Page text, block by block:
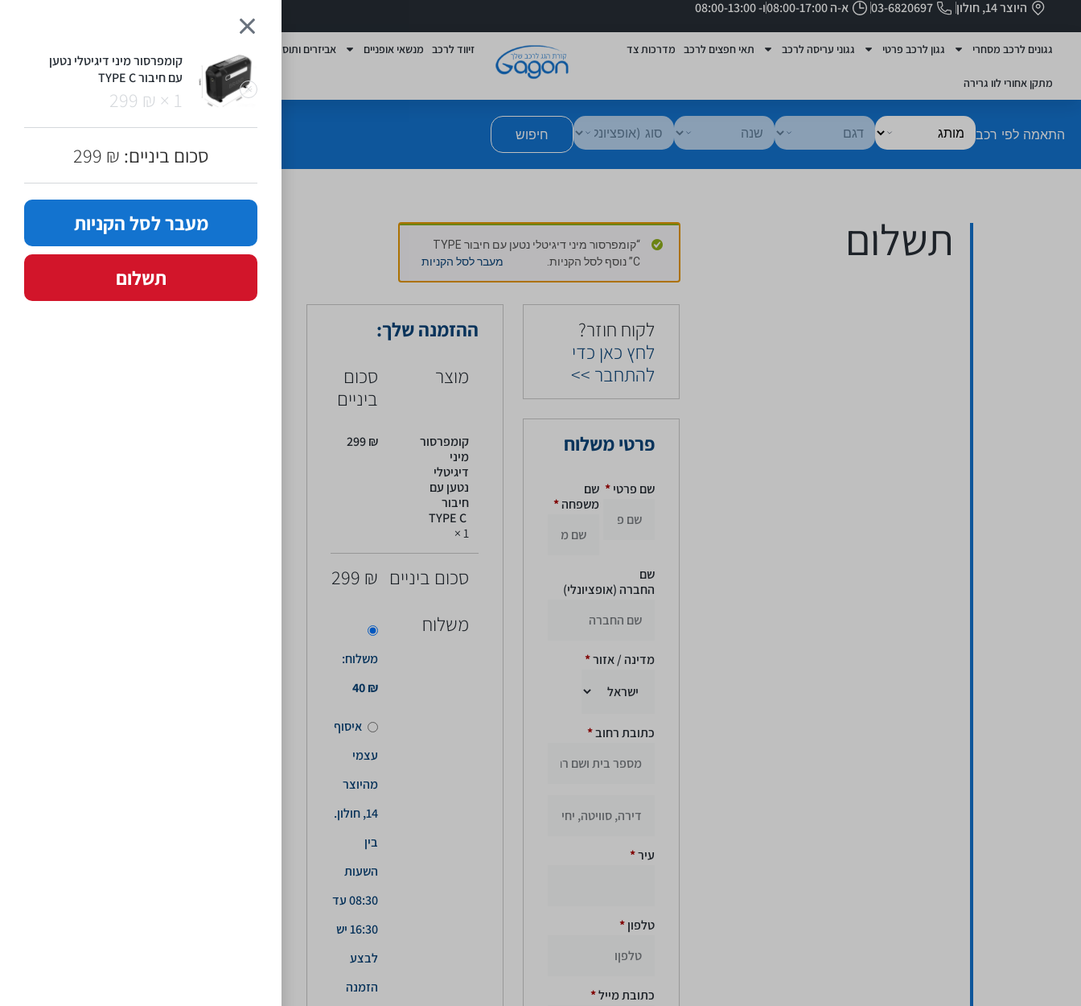
היוצר 14, חולון 03-6820697 א-ה 08:00-17:00 ו- 08:00-13:00
גגונים לרכב מסחרי גגון לרכב פרטי גגוני עריסה לרכב תאי חפצים לרכב מדרכות צד
מתקן אחורי לוו גרירה
זיווד לרכב מנשאי אופניים אביזרים ותוספות
קומפרסור מיני דיגיטלי נטען
עם חיבור TYPE C
1 ×
299 ₪
סכום ביניים: 299 ₪
מעבר לסל הקניות
תשלום
התאמה לפי רכב חיפוש
תשלום
“קומפרסור מיני דיגיטלי נטען עם חיבור TYPE
C” נוסף לסל הקניות.
מעבר לסל הקניות
לקוח חוזר?
לחץ כאן כדי
להתחבר >>
פרטי משלוח
שם פרטי* שם
משפחה*
שם
החברה (אופציונלי)
מדינה / אזור*
כתובת רחוב*
עיר*
טלפון*
כתובת מייל*
ההזמנה שלך:
מוצר
סכום
ביניים
קומפרסור
מיני
דיגיטלי
נטען עם
חיבור
TYPE C
× 1
299₪
סכום ביניים 299 ₪
משלוח
משלוח:
40₪
איסוף
עצמי
מהיוצר
14, חולון.
בין
השעות
08:30 עד
16:30 יש
לבצע
הזמנה